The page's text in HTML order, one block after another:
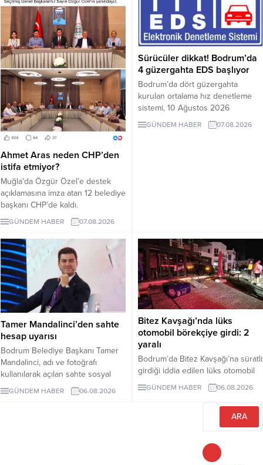
Ahmet Aras neden CHP’den
istifa etmiyor?
Muğla’da Özgür Özel’e destek
açıklamasına imza atan 12 belediye
başkanı CHP’de kaldı.
Milletvekilleri Yeni Parti’ye
geçerken belediye başkanlarının
tutumu ve CHP yönetiminin
sessizliği tartışılıyor.
GÜNDEM HABER 07.08.2026
Sürücüler dikkat! Bodrum’da
4 güzergahta EDS başlıyor
Bodrum’da dört güzergahta
kurulan ortalama hız denetleme
sistemi, 10 Ağustos 2026
Pazartesi günü devreye girecek.
İşte EDS uygulanacak yollar.
GÜNDEM HABER 07.08.2026
Tamer Mandalinci’den sahte
hesap uyarısı
Bodrum Belediye Başkanı Tamer
Mandalinci, adı ve fotoğrafı
kullanılarak açılan sahte sosyal
medya hesaplarına karşı uyarıda
bulundu. Mandalinci, tek resmî
GÜNDEM HABER 06.08.2026
Bitez Kavşağı’nda lüks
otomobil börekçiye girdi: 2
yaralı
Bodrum’da Bitez Kavşağı’na süratli
girdiği iddia edilen lüks otomobil
börekçiye girdi. Kazada sürücü ve
GÜNDEM HABER 06.08.2026